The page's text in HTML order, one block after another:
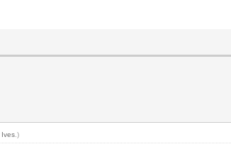
Ives .)